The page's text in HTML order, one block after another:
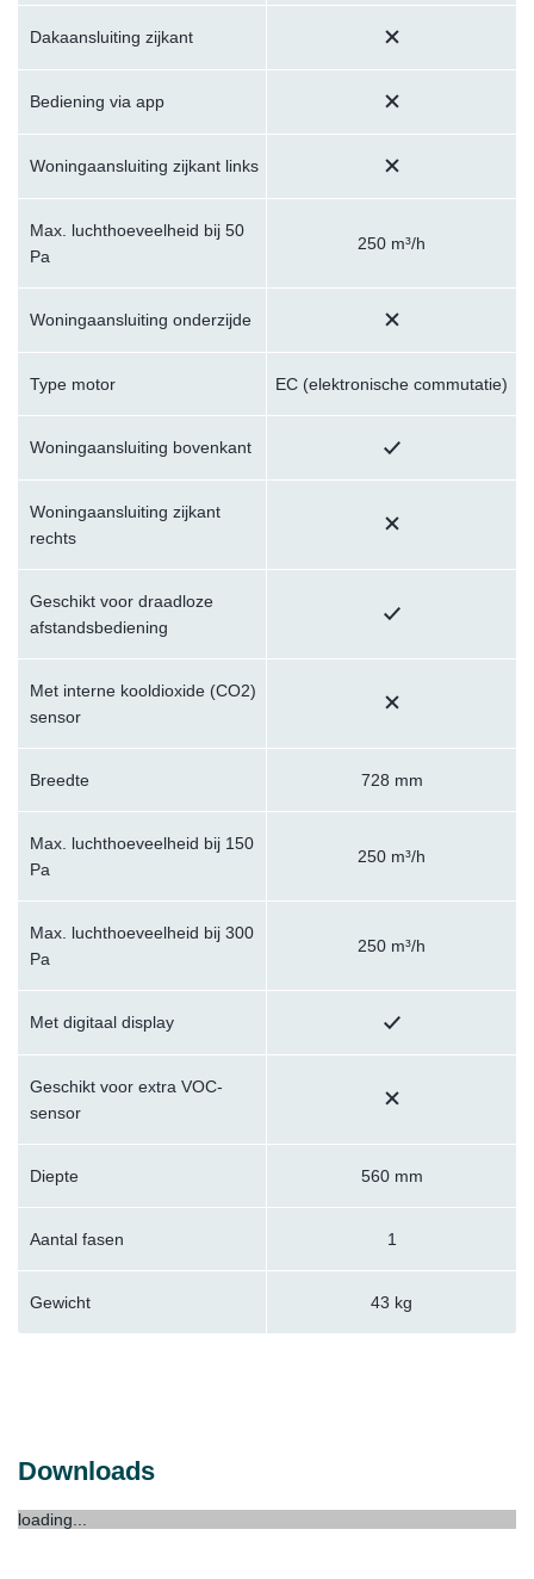
Dakaansluiting zijkant
Bediening via app
Woningaansluiting zijkant links
Max. luchthoeveelheid bij 50
Pa
250 m³/h
Woningaansluiting onderzijde
Type motor EC (elektronische commutatie)
Woningaansluiting bovenkant
Woningaansluiting zijkant
rechts
Geschikt voor draadloze
afstandsbediening
Met interne kooldioxide (CO2)
sensor
Breedte 728 mm
Max. luchthoeveelheid bij 150
Pa
250 m³/h
Max. luchthoeveelheid bij 300
Pa
250 m³/h
Met digitaal display
Geschikt voor extra VOC-
sensor
Diepte 560 mm
Aantal fasen 1
Gewicht 43 kg
Downloads
loading...